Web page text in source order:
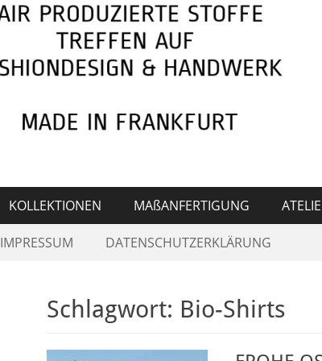
KOLLEKTIONEN MAßANFERTIGUNG
IMPRESSUM DATENSCHUTZERKLÄRUNG
Schlagwort: Bio-Shirts